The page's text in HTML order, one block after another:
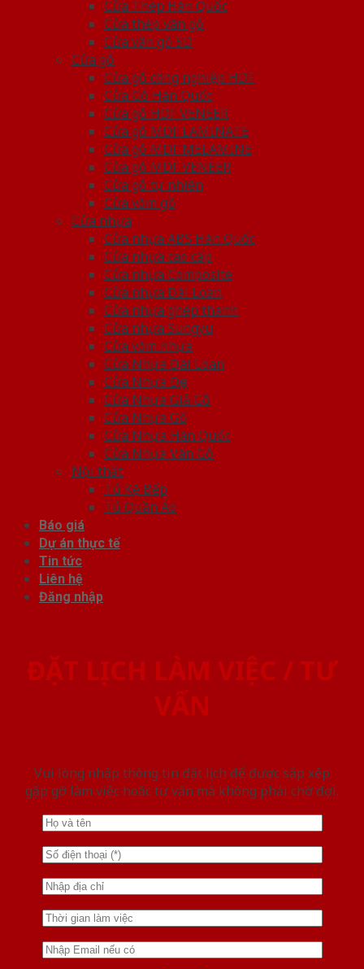
Cửa Thép Hàn Quốc
Cửa thép vân gỗ
Cửa vân gỗ 5D
Cửa gỗ
Cửa gỗ công nghiệp HDF
Cửa Gỗ Hàn Quốc
Cửa gỗ HDF VENEER
Cửa gỗ MDF LAMINATE
Cửa gỗ MDF MELAMINE
Cửa gỗ MDF VENEER
Cửa gỗ tự nhiên
Cửa vòm gỗ
Cửa nhựa
Cửa nhựa ABS Hàn Quốc
Cửa nhựa cao cấp
Cửa nhựa Composite
Cửa nhựa Đài Loan
Cửa nhựa ghép thanh
Cửa nhựa Sungyu
Cửa vòm nhựa
Cửa Nhựa Đài Loan
Cửa Nhựa Đẹp
Cửa Nhựa Giả Gỗ
Cửa Nhựa Gỗ
Cửa Nhựa Hàn Quốc
Cửa Nhựa Vân Gỗ
Nội thất
Tủ Kệ Bếp
Tủ Quần Áo
Báo giá
Dự án thực tế
Tin tức
Liên hệ
Đăng nhập
ĐẶT LỊCH LÀM VIỆC / TƯ
VẤN
Vui lòng nhập thông tin đặt lịch để được sắp xếp
gặp gỡ làm việc hoăc tư vấn mà không phải chờ đợi.